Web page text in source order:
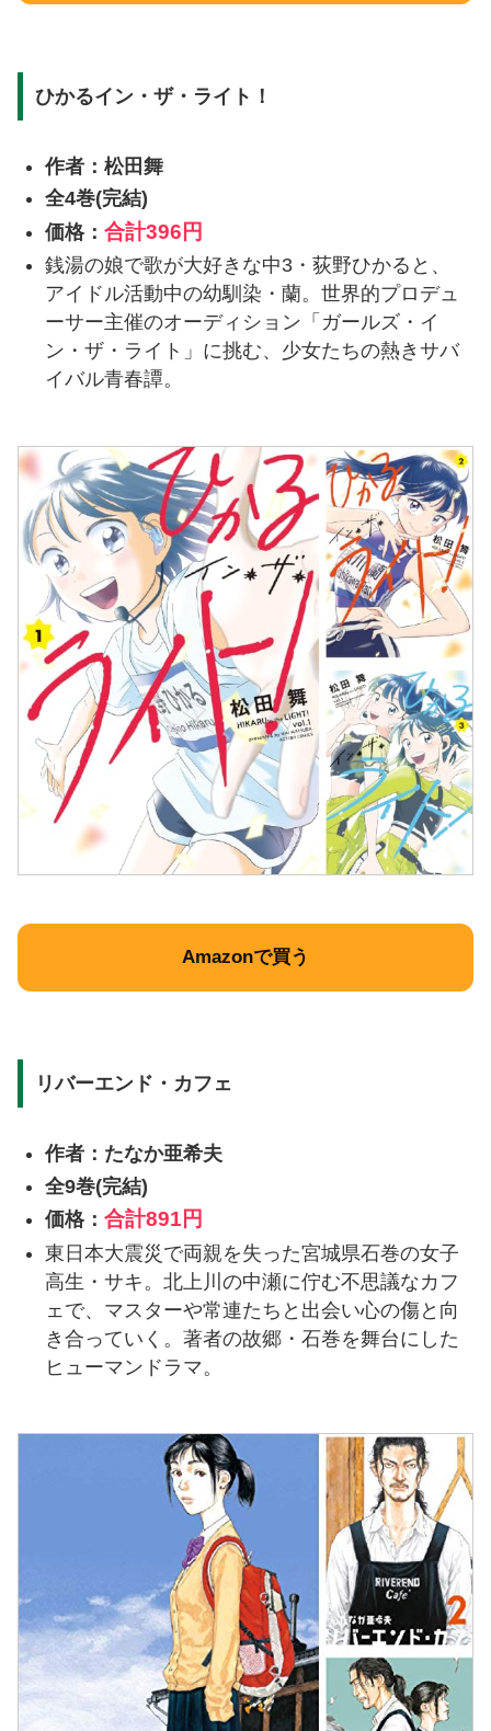
ひかるイン・ザ・ライト！
作者：松田舞
全4巻(完結)
価格： 合計396円
銭湯の娘で歌が大好きな中3・荻野ひかると、
アイドル活動中の幼馴染・蘭。世界的プロデュ
ーサー主催のオーディション「ガールズ・イ
ン・ザ・ライト」に挑む、少女たちの熱きサバ
イバル青春譚。
Amazonで買う
リバーエンド・カフェ
作者：たなか亜希夫
全9巻(完結)
価格： 合計891円
東日本大震災で両親を失った宮城県石巻の女子
高生・サキ。北上川の中瀬に佇む不思議なカフ
ェで、マスターや常連たちと出会い心の傷と向
き合っていく。著者の故郷・石巻を舞台にした
ヒューマンドラマ。